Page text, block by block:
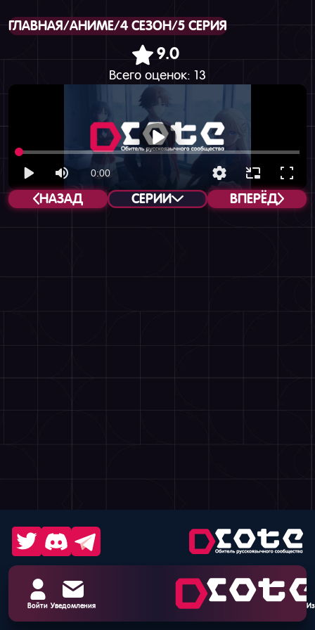
ГЛАВНАЯ/АНИМЕ/4 СЕЗОН/5 СЕРИЯ
9.0
Всего оценок: 13
НАЗАД СЕРИИ ВПЕРЁД
Войти Уведомления